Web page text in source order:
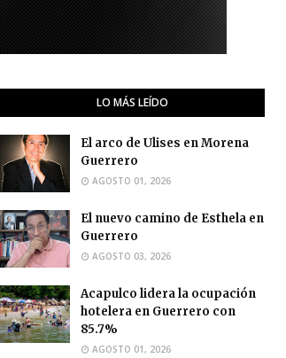
LO MÁS LEÍDO
El arco de Ulises en Morena
Guerrero
AGOSTO 01, 2026
El nuevo camino de Esthela en
Guerrero
AGOSTO 03, 2026
Acapulco lidera la ocupación
hotelera en Guerrero con
85.7%
AGOSTO 01, 2026